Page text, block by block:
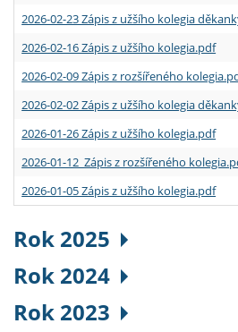
2026-02-23 Zápis z užšího kolegia
2026-02-16 Zápis z užšího kolegia.pdf
2026-02-09 Zápis z rozšířeného
2026-02-02 Zápis z užšího kolegia
2026-01-26 Zápis z užšího kolegia.pdf
2026-01-12 Zápis z rozšířeného
2026-01-05 Zápis z užšího kolegia.pdf
Rok 2025
Rok 2024
Rok 2023